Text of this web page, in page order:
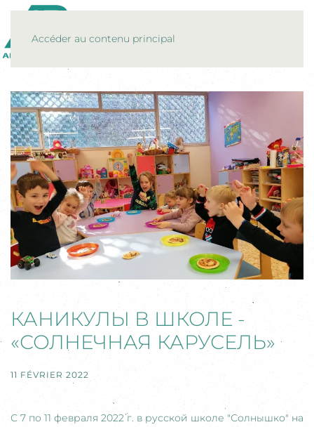
Accéder au contenu principal
КАНИКУЛЫ В ШКОЛЕ -
«СОЛНЕЧНАЯ КАРУСЕЛЬ»
11 FÉVRIER 2022
С 7 по 11 февраля 2022 г. в русской школе "Солнышко" на